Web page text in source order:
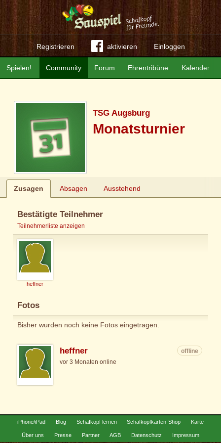
Registrieren aktivieren Einloggen
Community Forum Ehrentribüne Kalender
Spielen!
TSG Augsburg
Monatsturnier
Zusagen Absagen Ausstehend
Bestätigte Teilnehmer
Teilnehmerliste anzeigen
heffner
Fotos
Bisher wurden noch keine Fotos eingetragen.
heffner
offline
vor 3 Monaten online
iPhone/iPad Blog Schafkopf lernen Schafkopfkarten-Shop Karte
Über uns Presse Partner AGB Datenschutz Impressum